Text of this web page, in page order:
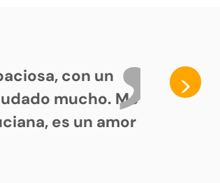
con un
mucho. Me
es un amor
>